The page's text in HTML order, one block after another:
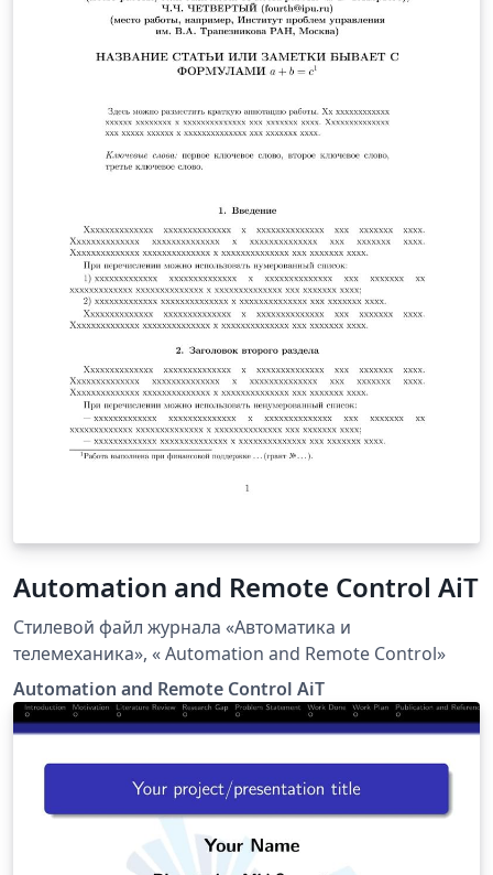
Automation and Remote Control AiT
Стилевой файл журнала «Автоматика и
телемеханика», « Automation and Remote Control»
Automation and Remote Control AiT